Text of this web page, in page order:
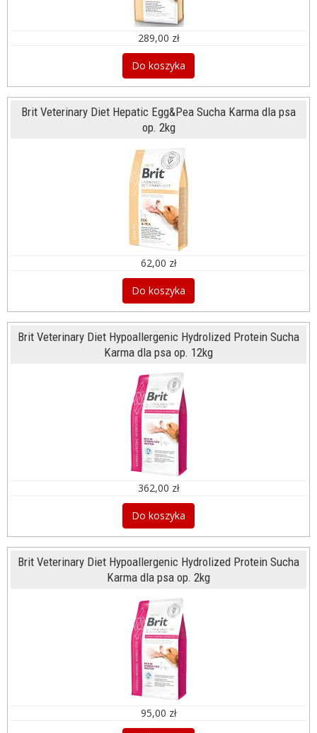
289,00 zł
Do koszyka
Brit Veterinary Diet Hepatic Egg&Pea Sucha Karma dla psa
op. 2kg
62,00 zł
Do koszyka
Brit Veterinary Diet Hypoallergenic Hydrolized Protein Sucha
Karma dla psa op. 12kg
362,00 zł
Do koszyka
Brit Veterinary Diet Hypoallergenic Hydrolized Protein Sucha
Karma dla psa op. 2kg
95,00 zł